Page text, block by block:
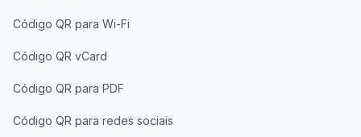
Código QR para Wi-Fi
Código QR vCard
Código QR para PDF
Código QR para redes sociais